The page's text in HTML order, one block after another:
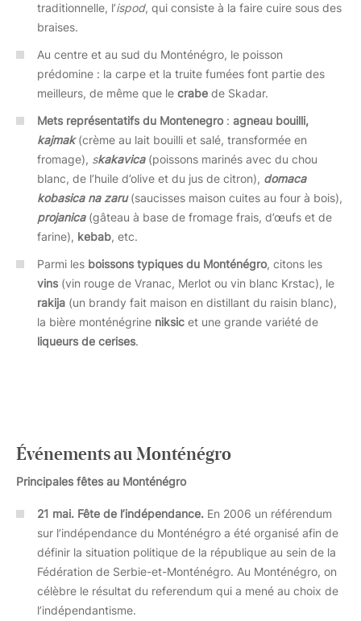
traditionnelle, l’ispod, qui consiste à la faire cuire sous des
braises.
Au centre et au sud du Monténégro, le poisson
prédomine : la carpe et la truite fumées font partie des
meilleurs, de même que le crabe de Skadar.
Mets représentatifs du Montenegro : agneau bouilli,
kajmak(crème au lait bouilli et salé, transformée en
fromage), skakavica(poissons marinés avec du chou
blanc, de l’huile d’olive et du jus de citron), domaca
kobasica na zaru(saucisses maison cuites au four à bois),
projanica(gâteau à base de fromage frais, d’œufs et de
farine), kebab, etc.
Parmi les boissons typiques du Monténégro, citons les
vins (vin rouge de Vranac, Merlot ou vin blanc Krstac), le
rakija (un brandy fait maison en distillant du raisin blanc),
la bière monténégrine niksic et une grande variété de
liqueurs de cerises.
Événements au Monténégro
Principales fêtes au Monténégro
21 mai. Fête de l’indépendance. En 2006 un référendum
sur l’indépendance du Monténégro a été organisé afin de
définir la situation politique de la république au sein de la
Fédération de Serbie-et-Monténégro. Au Monténégro, on
célèbre le résultat du referendum qui a mené au choix de
l’indépendantisme.